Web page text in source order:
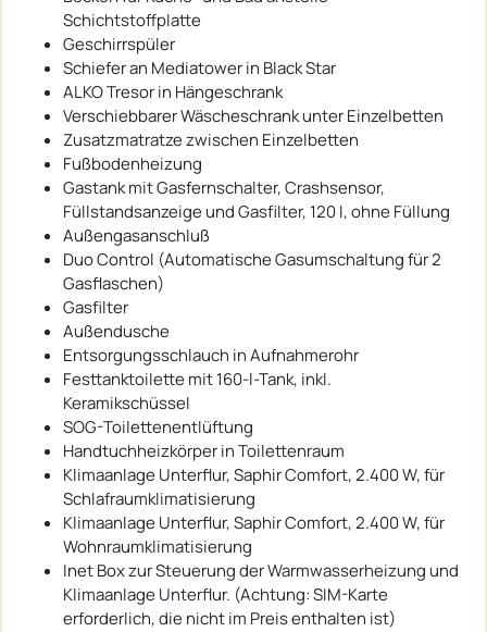
Schichtstoffplatte
Geschirrspüler
Schiefer an Mediatower in Black Star
ALKO Tresor in Hängeschrank
Verschiebbarer Wäscheschrank unter Einzelbetten
Zusatzmatratze zwischen Einzelbetten
Fußbodenheizung
Gastank mit Gasfernschalter, Crashsensor,
Füllstandsanzeige und Gasfilter, 120 l, ohne Füllung
Außengasanschluß
Duo Control (Automatische Gasumschaltung für 2
Gasflaschen)
Gasfilter
Außendusche
Entsorgungsschlauch in Aufnahmerohr
Festtanktoilette mit 160-l-Tank, inkl.
Keramikschüssel
SOG-Toilettenentlüftung
Handtuchheizkörper in Toilettenraum
Klimaanlage Unterflur, Saphir Comfort, 2.400 W, für
Schlafraumklimatisierung
Klimaanlage Unterflur, Saphir Comfort, 2.400 W, für
Wohnraumklimatisierung
Inet Box zur Steuerung der Warmwasserheizung und
Klimaanlage Unterflur. (Achtung: SIM-Karte
erforderlich, die nicht im Preis enthalten ist)